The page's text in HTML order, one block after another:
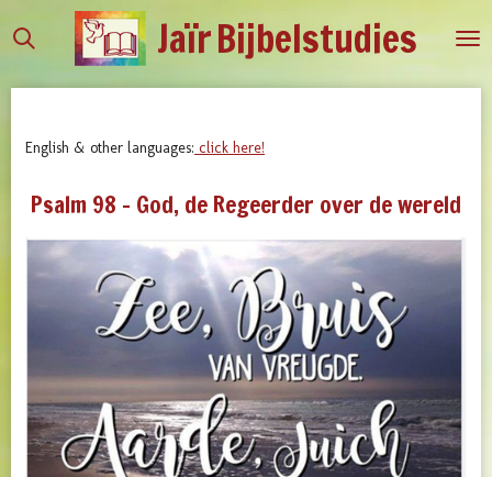
direct
JaïrBijbelstudies
English & other languages: click here!
Psalm 98 - God, de Regeerder over de wereld